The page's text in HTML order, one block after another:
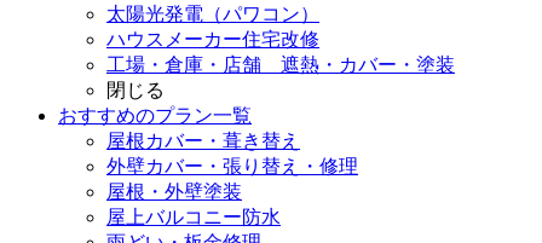
太陽光発電（パワコン）
ハウスメーカー住宅改修
工場・倉庫・店舗 遮熱・カバー・塗装
閉じる
おすすめのプラン一覧
屋根カバー・葺き替え
外壁カバー・張り替え・修理
屋根・外壁塗装
屋上バルコニー防水